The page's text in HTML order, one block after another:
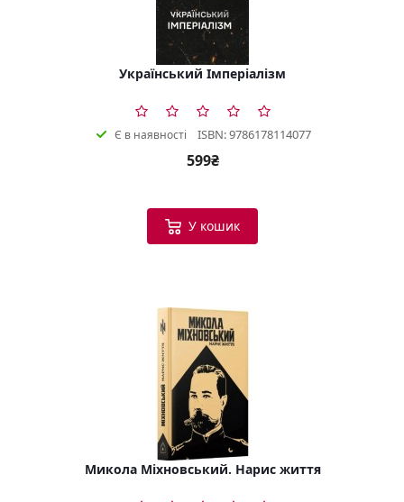
Український Імперіалізм
Є в наявності ISBN: 9786178114077
599₴
У кошик
Микола Міхновський. Нарис життя